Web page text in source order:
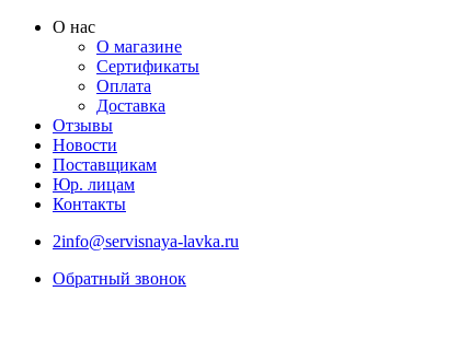
О нас
О магазине
Сертификаты
Оплата
Доставка
Отзывы
Новости
Поставщикам
Юр. лицам
Контакты
2info@servisnaya-lavka.ru
Обратный звонок